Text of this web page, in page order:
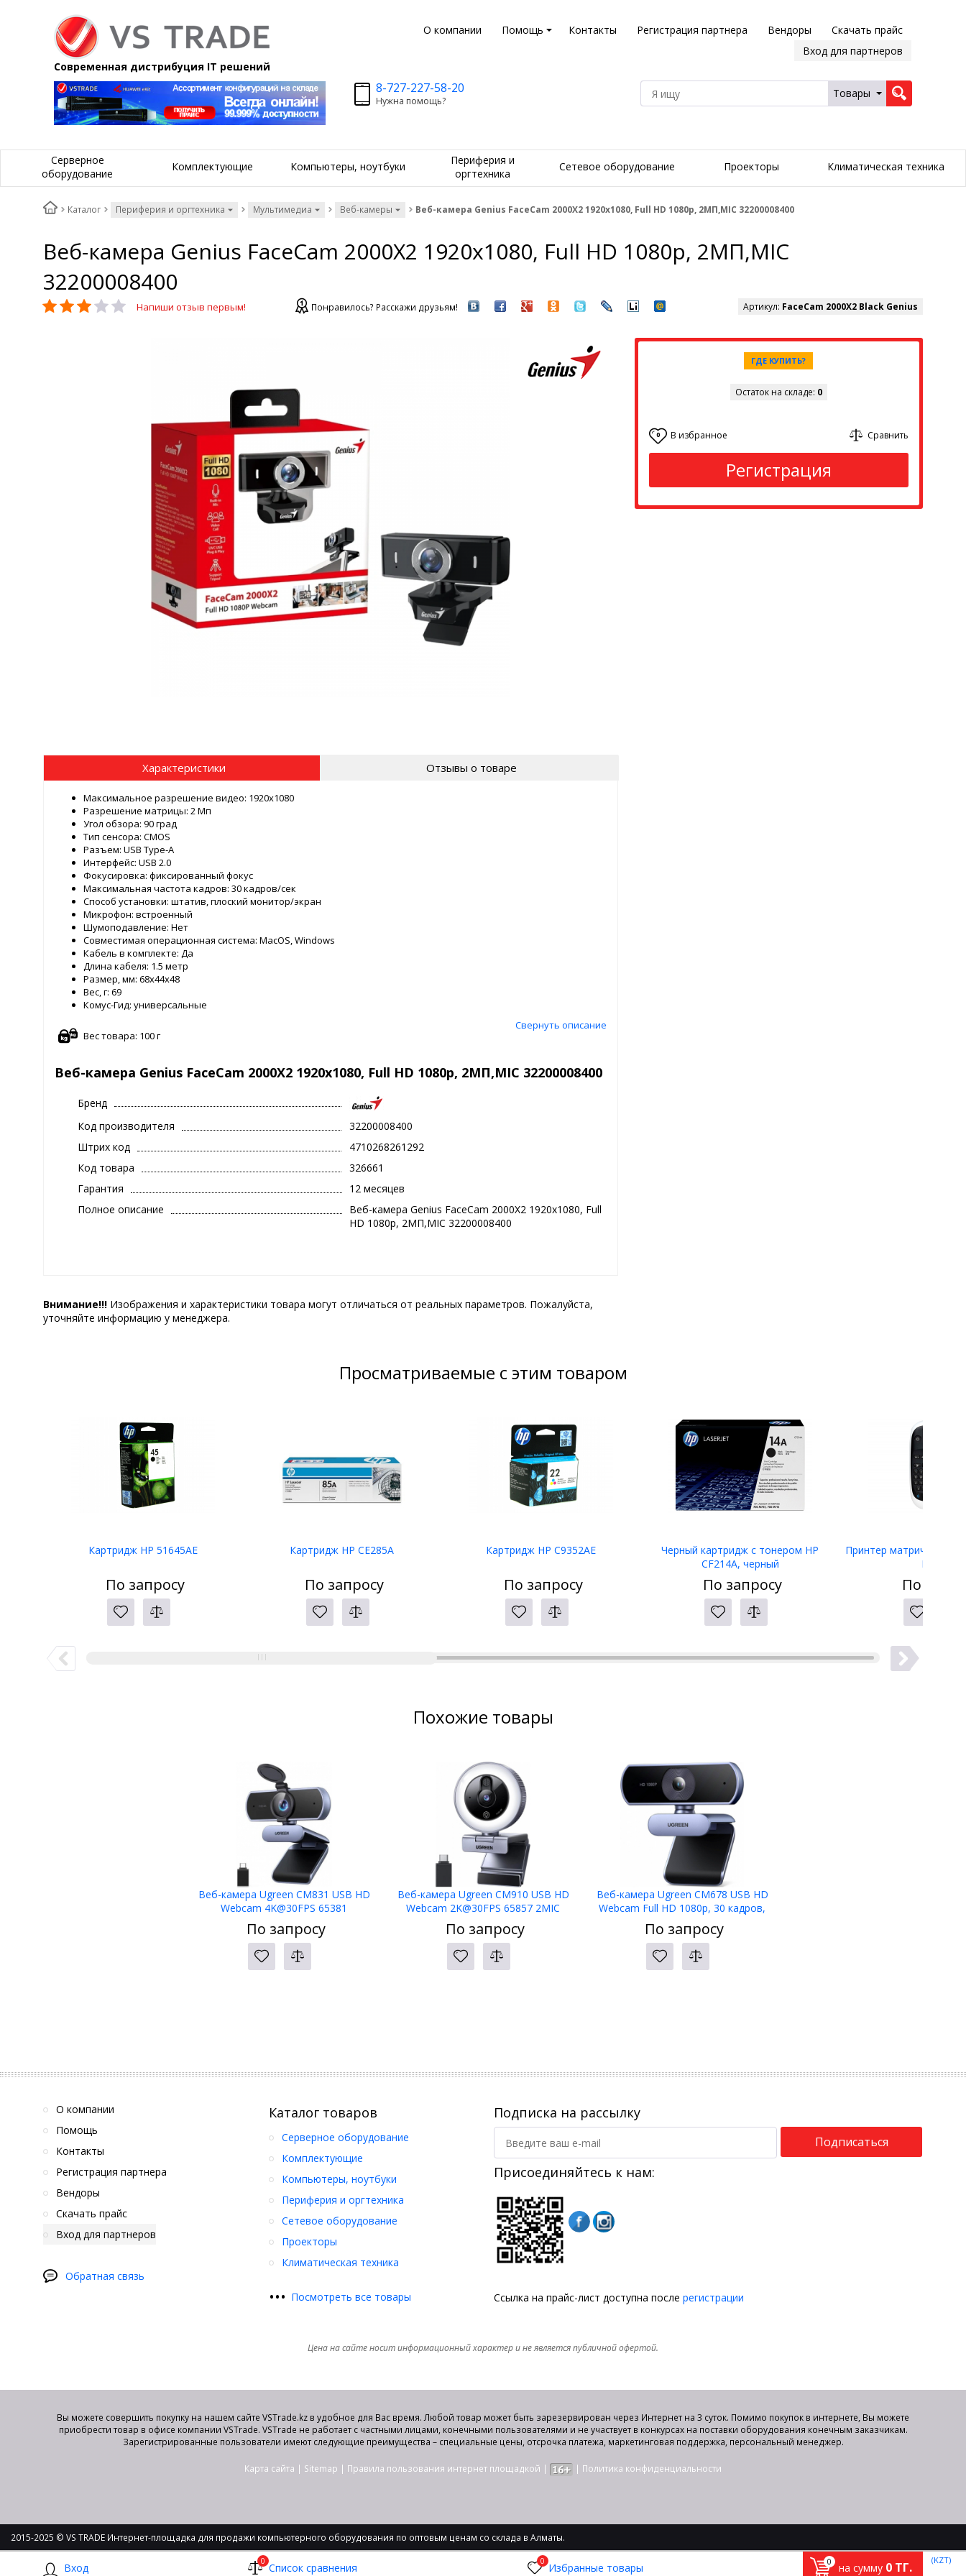
Вход 0 Список сравнения 0 Избранные товары 0 на сумму 0 ТГ. (KZT)
О компании Помощь Контакты Регистрация партнера Вендоры
Скачать прайс
Вход для партнеров
Современная дистрибуция IT решений
8-727-227-58-20
Нужна помощь?
Товары
Серверное
оборудование
Комплектующие Компьютеры, ноутбуки
Периферия и
оргтехника
Сетевое оборудование Проекторы Климатическая техника
Каталог Периферия и оргтехника Мультимедиа Веб-камеры Веб-камера Genius FaceCam 2000X2 1920x1080, Full HD 1080p, 2MП,MIC 32200008400
Веб-камера Genius FaceCam 2000X2 1920x1080, Full HD 1080p, 2MП,MIC
32200008400
Напиши отзыв первым! Понравилось? Расскажи друзьям! Артикул: FaceCam 2000X2 Black Genius
ГДЕ КУПИТЬ?
Остаток на складе: 0
0 В избранное Сравнить
Регистрация
Характеристики Отзывы о товаре
Максимальное разрешение видео: 1920x1080
Разрешение матрицы: 2 Мп
Угол обзора: 90 град
Тип сенсора: CMOS
Разъем: USB Type-A
Интерфейс: USB 2.0
Фокусировка: фиксированный фокус
Максимальная частота кадров: 30 кадров/сек
Способ установки: штатив, плоский монитор/экран
Микрофон: встроенный
Шумоподавление: Нет
Совместимая операционная система: MacOS, Windows
Кабель в комплекте: Да
Длина кабеля: 1.5 метр
Размер, мм: 68x44x48
Вес, г: 69
Комус-Гид: универсальные
Свернуть описание
Вес товара: 100 г
Веб-камера Genius FaceCam 2000X2 1920x1080, Full HD 1080p, 2MП,MIC 32200008400
Бренд
Код производителя
32200008400
Штрих код
4710268261292
Код товара
326661
Гарантия
12 месяцев
Полное описание
Веб-камера Genius FaceCam 2000X2 1920x1080, Full
HD 1080p, 2MП,MIC 32200008400
Внимание!!! Изображения и характеристики товара могут отличаться от реальных параметров. Пожалуйста,
уточняйте информацию у менеджера.
Просматриваемые с этим товаром
Картридж HP 51645AE
По запросу
Картридж HP CE285A
По запросу
Картридж HP C9352AE
По запросу
Черный картридж с тонером HP
CF214A, черный
По запросу
Принтер матричный
LW-400
По
Похожие товары
Веб-камера Ugreen CM831 USB HD
Webcam 4K@30FPS 65381
По запросу
Веб-камера Ugreen CM910 USB HD
Webcam 2K@30FPS 65857 2MIC
По запросу
Веб-камера Ugreen CM678 USB HD
Webcam Full HD 1080p, 30 кадров,
По запросу
О компании
Помощь
Контакты
Регистрация партнера
Вендоры
Скачать прайс
Вход для партнеров
Обратная связь
Каталог товаров
Серверное оборудование
Комплектующие
Компьютеры, ноутбуки
Периферия и оргтехника
Сетевое оборудование
Проекторы
Климатическая техника
••• Посмотреть все товары
Подписка на рассылку
Подписаться
Присоединяйтесь к нам:
Ссылка на прайс-лист доступна после регистрации
Цена на сайте носит информационный характер и не является публичной офертой.
Вы можете совершить покупку на нашем сайте VSTrade.kz в удобное для Вас время. Любой товар может быть зарезервирован через Интернет на 3 суток. Помимо покупок в интернете, Вы можете
приобрести товар в офисе компании VSTrade. VSTrade не работает с частными лицами, конечными пользователями и не участвует в конкурсах на поставки оборудования конечным заказчикам.
Зарегистрированные пользователи имеют следующие преимущества – специальные цены, отсрочка платежа, маркетинговая поддержка, персональный менеджер.
Карта сайта | Sitemap | Правила пользования интернет площадкой | | Политика конфиденциальности
2015-2025 © VS TRADE Интернет-площадка для продажи компьютерного оборудования по оптовым ценам со склада в Алматы.